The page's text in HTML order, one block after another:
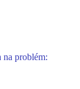
na problém: